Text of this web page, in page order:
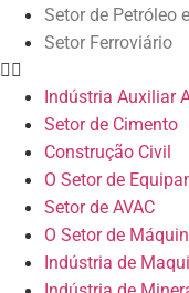
Setor de Petróleo
Setor Ferroviário
Indústria Auxiliar
Setor de Cimento
Construção Civil
O Setor de
Setor de AVAC
O Setor de
Indústria de